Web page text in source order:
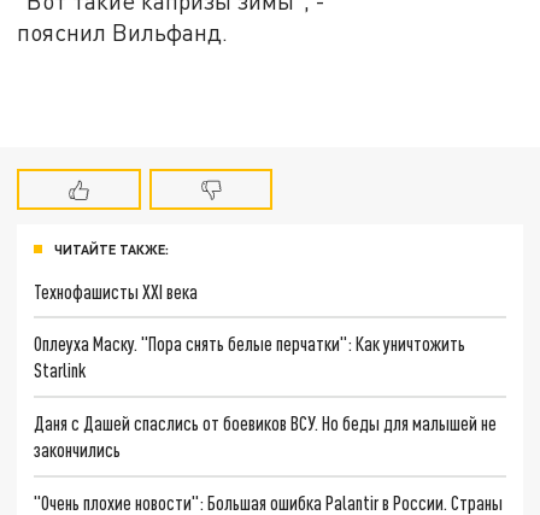
пояснил Вильфанд.
ЧИТАЙТЕ ТАКЖЕ:
Технофашисты XXI века
Оплеуха Маску. "Пора снять белые перчатки": Как уничтожить
Starlink
Даня с Дашей спаслись от боевиков ВСУ. Но беды для малышей не
закончились
"Очень плохие новости": Большая ошибка Palantir в России. Страны